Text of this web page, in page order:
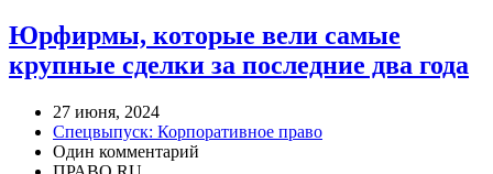
Юрфирмы, которые вели самые
крупные сделки за последние два года
27 июня, 2024
Спецвыпуск: Корпоративное право
Один комментарий